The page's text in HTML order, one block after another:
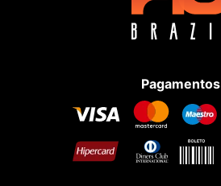
Pagamentos